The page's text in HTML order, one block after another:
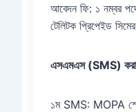
আবেদন ফি: ১ নম্বর
টেলিটক প্রিপেইড
এসএমএস (SMS)
১ম SMS: MOPA